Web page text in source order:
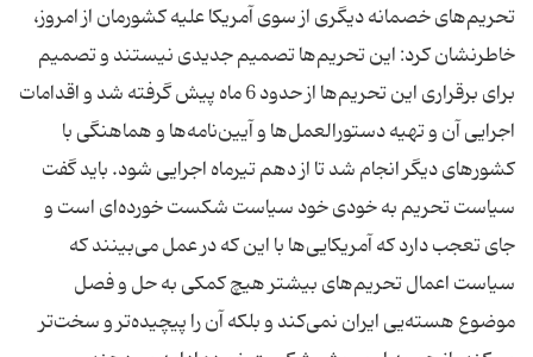
تحریم‌های خصمانه‌ دیگری از سوی آمریکا علیه کشورمان از امروز،
خاطرنشان کرد: این تحریم‌ها تصمیم جدیدی نیستند و تصمیم
برای برقراری این تحریم‌ها از حدود 6 ماه پیش گرفته شد و اقدامات
اجرایی آن و تهیه دستورالعمل‌ها و آیین‌نامه‌ها و هماهنگی‌ با
کشورهای دیگر انجام شد تا از دهم تیرماه اجرایی شود. باید گفت
سیاست تحریم به خودی خود سیاست شکست خورده‌ای است و
جای تعجب دارد که آمریکایی‌ها با این که در عمل می‌بینند که
سیاست اعمال تحریم‌های بیشتر هیچ کمکی به حل و فصل
موضوع هسته‌یی ایران نمی‌کند و بلکه آن را پیچیده‌تر و سخت‌تر